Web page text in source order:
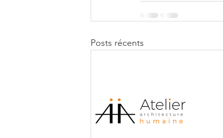
Posts récents